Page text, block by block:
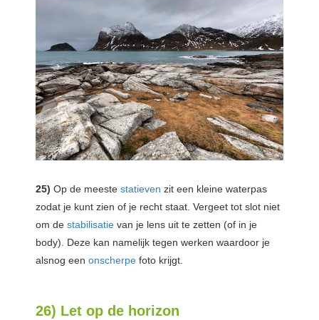
25) Op de meeste statieven zit een kleine waterpas
zodat je kunt zien of je recht staat. Vergeet tot slot niet
om de stabilisatie van je lens uit te zetten (of in je
body). Deze kan namelijk tegen werken waardoor je
alsnog een onscherpe foto krijgt.
26) Let op de horizon